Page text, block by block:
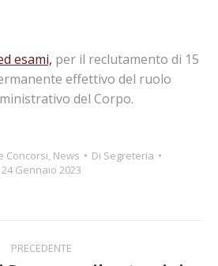
esami, per il reclutamento di 15
effettivo del ruolo
del Corpo.
Concorsi, News Di Segreteria
24 Gennaio 2023
PRECEDENTE